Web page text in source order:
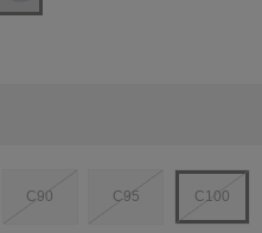
C90 C95 C100